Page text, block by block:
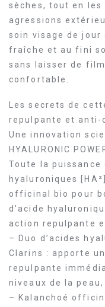
sèches, tout en
agressions
soin visage de
fraîche et au fini
sans laisser de
confortable.
Les secrets de
repulpante et anti-
Une innovation
HYALURONIC
Toute la puissance
hyaluroniques
officinal bio pour
d’acide
action repulpante
– Duo d’acides
Clarins : apporte
repulpante
niveaux de la peau,
– Kalanchoé